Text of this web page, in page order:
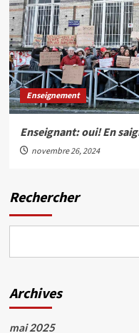
Enseignement
Enseignant: oui! En
novembre 26, 2024
Rechercher
Archives
mai 2025